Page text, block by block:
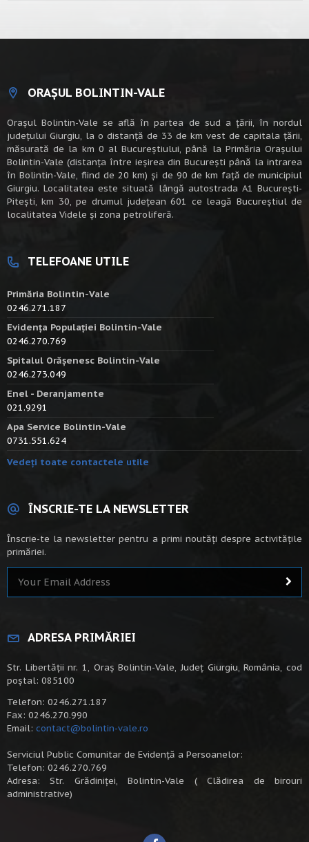
ORAȘUL BOLINTIN-VALE
Oraşul Bolintin-Vale se află în partea de sud a ţării, în nordul
judeţului Giurgiu, la o distanţă de 33 de km vest de capitala țării,
măsurată de la km 0 al Bucureștiului, până la Primăria Orașului
Bolintin-Vale (distanța între ieșirea din București până la intrarea
în Bolintin-Vale, fiind de 20 km) şi de 90 de km faţă de municipiul
Giurgiu. Localitatea este situată lângă autostrada A1 Bucureşti-
Piteşti, km 30, pe drumul judeţean 601 ce leagă Bucureştiul de
localitatea Videle şi zona petroliferă.
TELEFOANE UTILE
Primăria Bolintin-Vale
0246.271.187
Evidența Populației Bolintin-Vale
0246.270.769
Spitalul Orășenesc Bolintin-Vale
0246.273.049
Enel - Deranjamente
021.9291
Apa Service Bolintin-Vale
0731.551.624
Vedeți toate contactele utile
ÎNSCRIE-TE LA NEWSLETTER
Înscrie-te la newsletter pentru a primi noutăți despre activitățile
primăriei.
ADRESA PRIMĂRIEI
Str. Libertății nr. 1, Oraș Bolintin-Vale, Județ Giurgiu, România, cod
poștal: 085100
Telefon: 0246.271.187
Fax: 0246.270.990
Email: contact@bolintin-vale.ro
Serviciul Public Comunitar de Evidență a Persoanelor:
Telefon: 0246.270.769
Adresa: Str. Grădiniței, Bolintin-Vale ( Clădirea de birouri
administrative)